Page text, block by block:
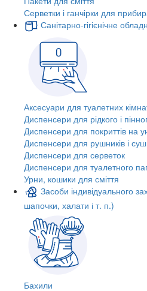
Серветки і ганчірки для
Санітарно-гігієнічне
Аксесуари для туалетних
Диспенсери для рідкого і
Диспенсери для покриттів на
Диспенсери для рушників і
Диспенсери для серветок
Диспенсери для туалетного
Урни, кошики для сміття
Засоби індивідуального
шапочки, халати і т. п.)
Бахили